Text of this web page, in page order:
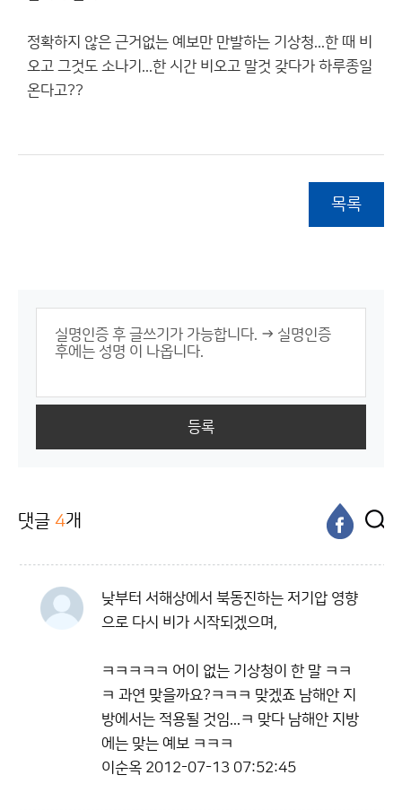
정확하지 않은 근거없는 예보만 만발하는 기상청...한 때 비
오고 그것도 소나기...한 시간 비오고 말것 갖다가 하루종일
온다고??
목록
등록
댓글 4개
낮부터 서해상에서 북동진하는 저기압 영향
으로 다시 비가 시작되겠으며,
ㅋㅋㅋㅋㅋ 어이 없는 기상청이 한 말 ㅋㅋ
ㅋ 과연 맞을까요?ㅋㅋㅋ 맞겠죠 남해안 지
방에서는 적용될 것임...ㅋ 맞다 남해안 지방
에는 맞는 예보 ㅋㅋㅋ
이순옥 2012-07-13 07:52:45